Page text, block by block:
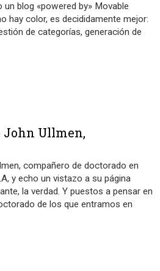
blog «powered by» Movable
hay color, es decididamente mejor:
de categorías, generación de
John Ullmen,
compañero de doctorado en
y echo un vistazo a su página
la verdad. Y puestos a pensar en
de los que entramos en